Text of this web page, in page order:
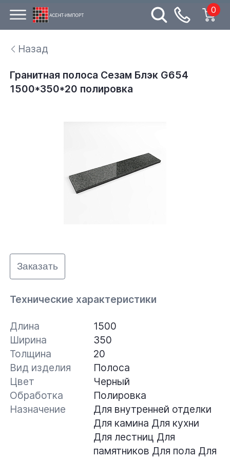
0
Назад
Гранитная полоса Сезам Блэк G654
1500*350*20 полировка
Заказать
Технические характеристики
Длина
1500
Ширина
350
Толщина
20
Вид изделия
Полоса
Цвет
Черный
Обработка
Полировка
Назначение
Для внутренней отделки
Для камина Для кухни
Для лестниц Для
памятников Для пола Для